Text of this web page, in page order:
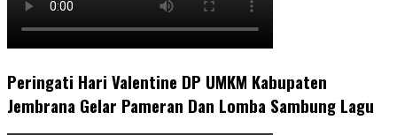
Peringati Hari Valentine DP UMKM Kabupaten
Jembrana Gelar Pameran Dan Lomba Sambung Lagu